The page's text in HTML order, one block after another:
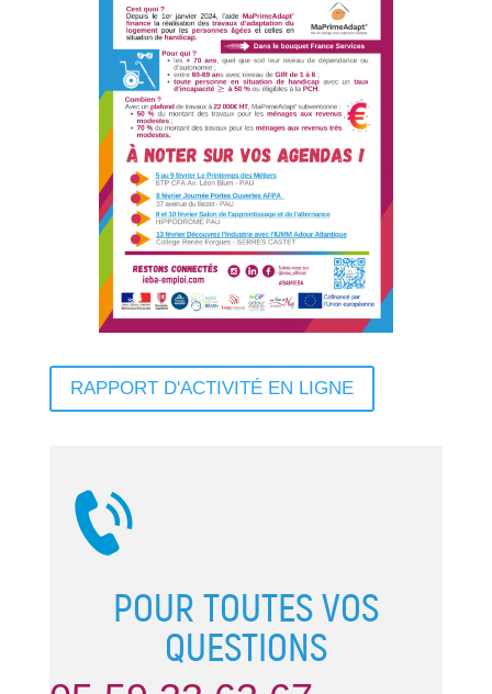
RAPPORT D'ACTIVITÉ EN LIGNE
POUR TOUTES VOS
QUESTIONS